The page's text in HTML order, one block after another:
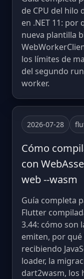
de CPU del hilo
en .NET 11: por
nueva plantilla
los límites de
del segundo
worker.
2026-07-28
Cómo
con
web --wasm
Guía completa
Flutter
3.44: cómo son
emiten, por qué
recibiendo
loader, la
dart2wasm, los